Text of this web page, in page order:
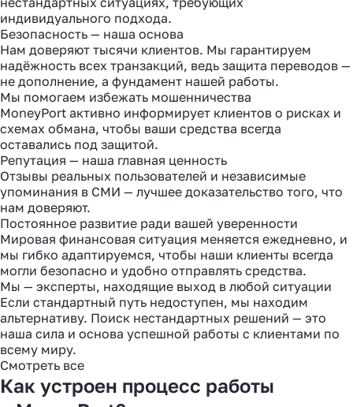
индивидуального подхода.
Безопасность — наша основа
Нам доверяют тысячи клиентов. Мы гарантируем
надёжность всех транзакций, ведь защита переводов —
не дополнение, а фундамент нашей работы.
Мы помогаем избежать мошенничества
MoneyPort активно информирует клиентов о рисках и
схемах обмана, чтобы ваши средства всегда
оставались под защитой.
Репутация — наша главная ценность
Отзывы реальных пользователей и независимые
упоминания в СМИ — лучшее доказательство того, что
нам доверяют.
Постоянное развитие ради вашей уверенности
Мировая финансовая ситуация меняется ежедневно, и
мы гибко адаптируемся, чтобы наши клиенты всегда
могли безопасно и удобно отправлять средства.
Мы — эксперты, находящие выход в любой ситуации
Если стандартный путь недоступен, мы находим
альтернативу. Поиск нестандартных решений — это
наша сила и основа успешной работы с клиентами по
всему миру.
Смотреть все
Как устроен процесс работы